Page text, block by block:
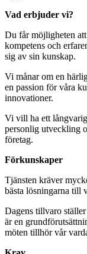
Vad erbjuder vi?
Du får möjligheten
kompetens och
sig av sin kunskap.
Vi månar om en
en passion för våra
innovationer.
Vi vill ha ett
personlig utveckling
företag.
Förkunskaper
Tjänsten kräver
bästa lösningarna till
Dagens tillvaro
är en
möten tillhör vår